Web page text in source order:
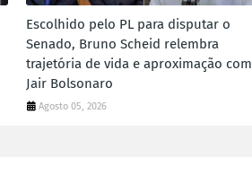
Escolhido pelo PL para disputar o
Senado, Bruno Scheid relembra
trajetória de vida e aproximação com
Jair Bolsonaro
Agosto 05, 2026